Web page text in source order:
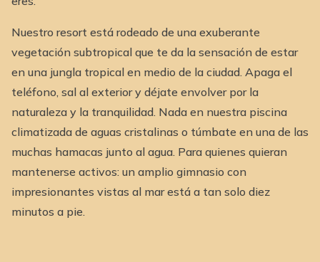
Nuestro resort está rodeado de una exuberante
vegetación subtropical que te da la sensación de estar
en una jungla tropical en medio de la ciudad. Apaga el
teléfono, sal al exterior y déjate envolver por la
naturaleza y la tranquilidad. Nada en nuestra piscina
climatizada de aguas cristalinas o túmbate en una de las
muchas hamacas junto al agua. Para quienes quieran
mantenerse activos: un amplio gimnasio con
impresionantes vistas al mar está a tan solo diez
minutos a pie.